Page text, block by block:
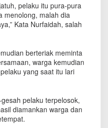
pelaku itu pura-pura
menolong, malah dia
Kata Nurfaidah, salah
berteriak meminta
warga kemudian
yang saat itu lari
pelaku terpelosok,
diamankan warga dan